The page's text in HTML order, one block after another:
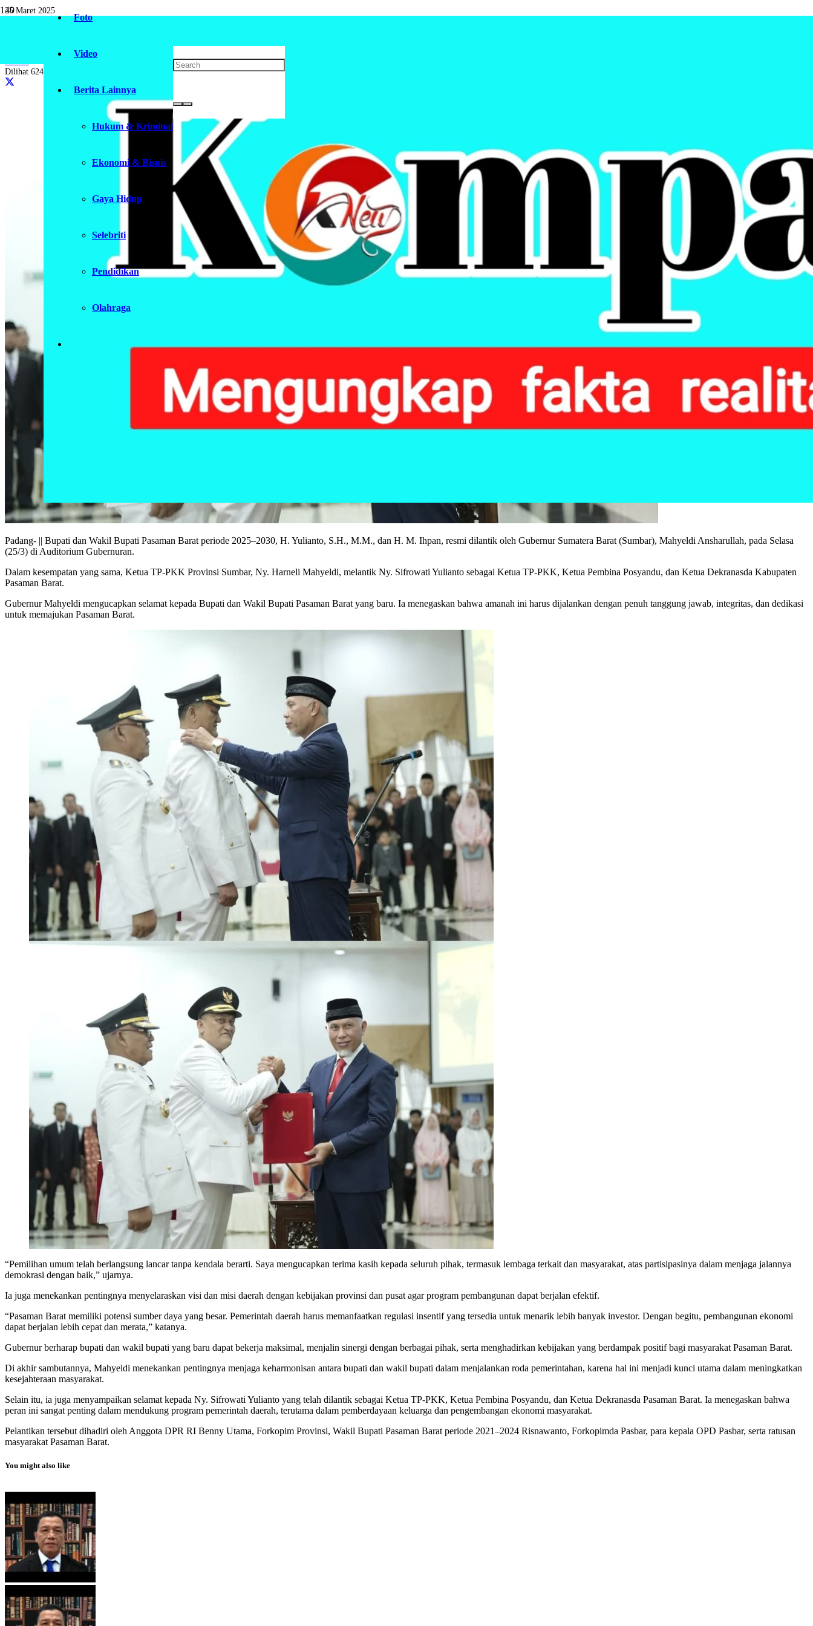
Foto
Video
Berita Lainnya
Hukum & Kriminal
Ekonomi & Bisnis
Gaya Hidup
Selebriti
Pendidikan
Olahraga
25 Maret 2025
Dilihat 624
Padang- || Bupati dan Wakil Bupati Pasaman Barat periode 2025–2030, H. Yulianto, S.H., M.M., dan H. M. Ihpan, resmi dilantik oleh Gubernur Sumatera Barat (Sumbar), Mahyeldi Ansharullah, pada Selasa
(25/3) di Auditorium Gubernuran.
Dalam kesempatan yang sama, Ketua TP-PKK Provinsi Sumbar, Ny. Harneli Mahyeldi, melantik Ny. Sifrowati Yulianto sebagai Ketua TP-PKK, Ketua Pembina Posyandu, dan Ketua Dekranasda Kabupaten
Pasaman Barat.
Gubernur Mahyeldi mengucapkan selamat kepada Bupati dan Wakil Bupati Pasaman Barat yang baru. Ia menegaskan bahwa amanah ini harus dijalankan dengan penuh tanggung jawab, integritas, dan dedikasi
untuk memajukan Pasaman Barat.
“Pemilihan umum telah berlangsung lancar tanpa kendala berarti. Saya mengucapkan terima kasih kepada seluruh pihak, termasuk lembaga terkait dan masyarakat, atas partisipasinya dalam menjaga jalannya
demokrasi dengan baik,” ujarnya.
Ia juga menekankan pentingnya menyelaraskan visi dan misi daerah dengan kebijakan provinsi dan pusat agar program pembangunan dapat berjalan efektif.
“Pasaman Barat memiliki potensi sumber daya yang besar. Pemerintah daerah harus memanfaatkan regulasi insentif yang tersedia untuk menarik lebih banyak investor. Dengan begitu, pembangunan ekonomi
dapat berjalan lebih cepat dan merata,” katanya.
Gubernur berharap bupati dan wakil bupati yang baru dapat bekerja maksimal, menjalin sinergi dengan berbagai pihak, serta menghadirkan kebijakan yang berdampak positif bagi masyarakat Pasaman Barat.
Di akhir sambutannya, Mahyeldi menekankan pentingnya menjaga keharmonisan antara bupati dan wakil bupati dalam menjalankan roda pemerintahan, karena hal ini menjadi kunci utama dalam meningkatkan
kesejahteraan masyarakat.
Selain itu, ia juga menyampaikan selamat kepada Ny. Sifrowati Yulianto yang telah dilantik sebagai Ketua TP-PKK, Ketua Pembina Posyandu, dan Ketua Dekranasda Pasaman Barat. Ia menegaskan bahwa
peran ini sangat penting dalam mendukung program pemerintah daerah, terutama dalam pemberdayaan keluarga dan pengembangan ekonomi masyarakat.
Pelantikan tersebut dihadiri oleh Anggota DPR RI Benny Utama, Forkopim Provinsi, Wakil Bupati Pasaman Barat periode 2021–2024 Risnawanto, Forkopimda Pasbar, para kepala OPD Pasbar, serta ratusan
masyarakat Pasaman Barat.
You might also like